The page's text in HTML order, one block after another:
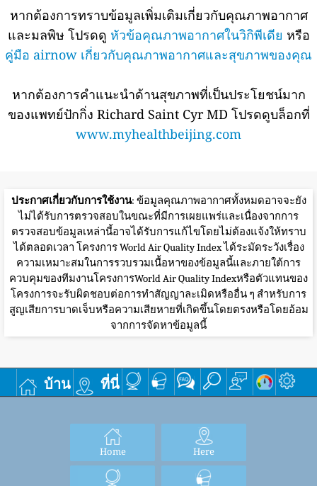
หากต้องการทราบข้อมูลเพิ่มเติมเกี่ยวกับคุณภาพอากาศ
และมลพิษ โปรดดู หัวข้อคุณภาพอากาศในวิกิพีเดีย หรือ
คู่มือ airnow เกี่ยวกับคุณภาพอากาศและสุขภาพของคุณ
หากต้องการคำแนะนำด้านสุขภาพที่เป็นประโยชน์มาก
ของแพทย์ปักกิ่ง Richard Saint Cyr MD โปรดดูบล็อกที่
www.myhealthbeijing.com
ประกาศเกี่ยวกับการใช้งาน: ข้อมูลคุณภาพอากาศทั้งหมดอาจจะยัง
ไม่ได้รับการตรวจสอบในขณะที่มีการเผยแพร่และเนื่องจากการ
ตรวจสอบข้อมูลเหล่านี้อาจได้รับการแก้ไขโดยไม่ต้องแจ้งให้ทราบ
ได้ตลอดเวลา โครงการ World Air Quality Index ได้ระมัดระวังเรื่อง
ความเหมาะสมในการรวบรวมเนื้อหาของข้อมูลนี้และภายใต้การ
ควบคุมของทีมงานโครงการWorld Air Quality Indexหรือตัวแทนของ
โครงการจะรับผิดชอบต่อการทำสัญญาละเมิดหรืออื่น ๆ สำหรับการ
สูญเสียการบาดเจ็บหรือความเสียหายที่เกิดขึ้นโดยตรงหรือโดยอ้อม
จากการจัดหาข้อมูลนี้
บ้าน ที่นี่
Home Here